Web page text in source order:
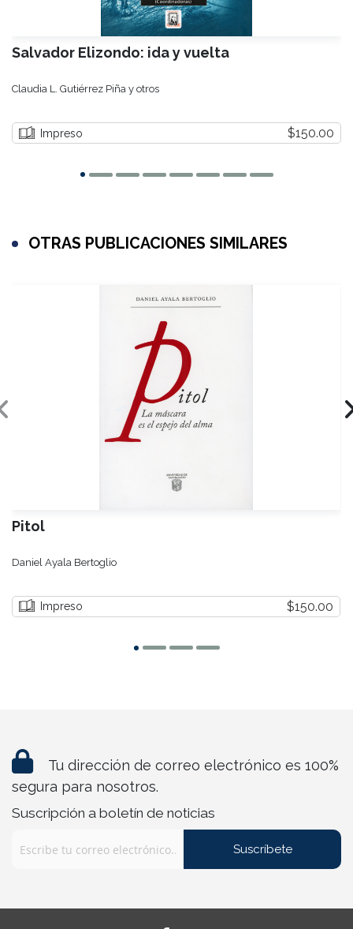
Salvador Elizondo: ida y vuelta
Claudia L. Gutiérrez Piña y otros
Impreso $150.00
OTRAS PUBLICACIONES SIMILARES
Pitol
Daniel Ayala Bertoglio
Impreso $150.00
Tu dirección de correo electrónico es 100%
segura para nosotros.
Suscripción a boletín de noticias
Suscríbete